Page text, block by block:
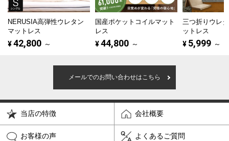
NERUSIA高弾性ウレタン
マットレス
¥42,800 ～
国産ポケットコイルマット
レス
¥44,800 ～
三つ折りウレ
ットレス
¥ 5,999 ～
メールでのお問い合わせはこちら
当店の特徴 会社概要
お客様の声 よくあるご質問